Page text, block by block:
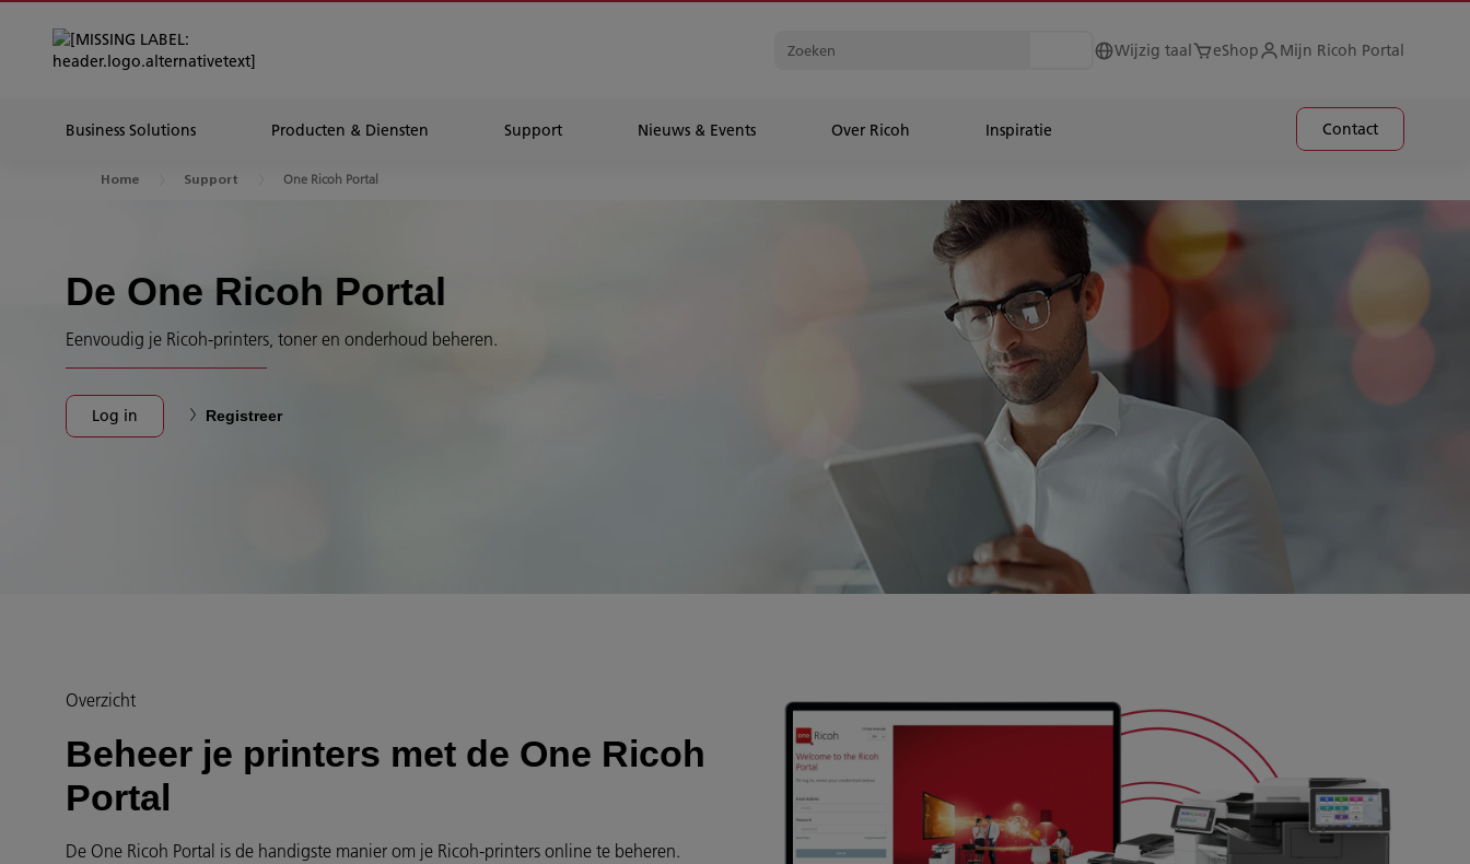
Wijzig taal eShop Mijn Ricoh Portal
Business Solutions Producten & Diensten Support Nieuws & Events Over Ricoh Inspiratie Contact
Home Support One Ricoh Portal
De One Ricoh Portal
Eenvoudig je Ricoh-printers, toner en onderhoud beheren.
Log in Registreer
Overzicht
Beheer je printers met de One Ricoh
Portal
De One Ricoh Portal is de handigste manier om je Ricoh-printers online te beheren.